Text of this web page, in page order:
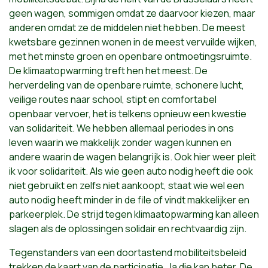
geen wagen, sommigen omdat ze daarvoor kiezen, maar
anderen omdat ze de middelen niet hebben. De meest
kwetsbare gezinnen wonen in de meest vervuilde wijken,
met het minste groen en openbare ontmoetingsruimte.
De klimaatopwarming treft hen het meest. De
herverdeling van de openbare ruimte, schonere lucht,
veilige routes naar school, stipt en comfortabel
openbaar vervoer, het is telkens opnieuw een kwestie
van solidariteit. We hebben allemaal periodes in ons
leven waarin we makkelijk zonder wagen kunnen en
andere waarin de wagen belangrijk is. Ook hier weer pleit
ik voor solidariteit. Als wie geen auto nodig heeft die ook
niet gebruikt en zelfs niet aankoopt, staat wie wel een
auto nodig heeft minder in de file of vindt makkelijker en
parkeerplek. De strijd tegen klimaatopwarming kan alleen
slagen als de oplossingen solidair en rechtvaardig zijn.
Tegenstanders van een doortastend mobiliteitsbeleid